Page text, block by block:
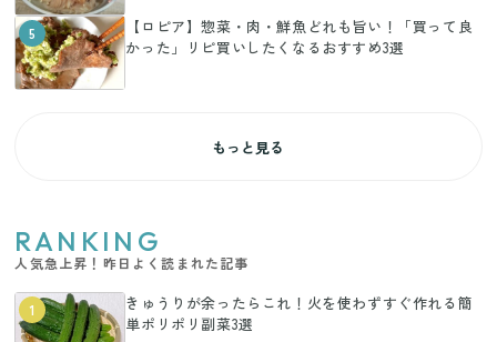
5
【ロピア】惣菜・肉・鮮魚どれも旨い！「買って良
かった」リピ買いしたくなるおすすめ3選
もっと見る
RANKING
人気急上昇！昨日よく読まれた記事
1
きゅうりが余ったらこれ！火を使わずすぐ作れる簡
単ポリポリ副菜3選